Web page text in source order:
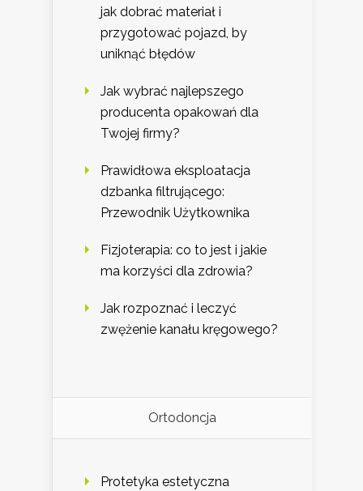
jak dobrać materiał i
przygotować pojazd, by
uniknąć błędów
Jak wybrać najlepszego
producenta opakowań dla
Twojej firmy?
Prawidłowa eksploatacja
dzbanka filtrującego:
Przewodnik Użytkownika
Fizjoterapia: co to jest i jakie
ma korzyści dla zdrowia?
Jak rozpoznać i leczyć
zwężenie kanału kręgowego?
Ortodoncja
Protetyka estetyczna